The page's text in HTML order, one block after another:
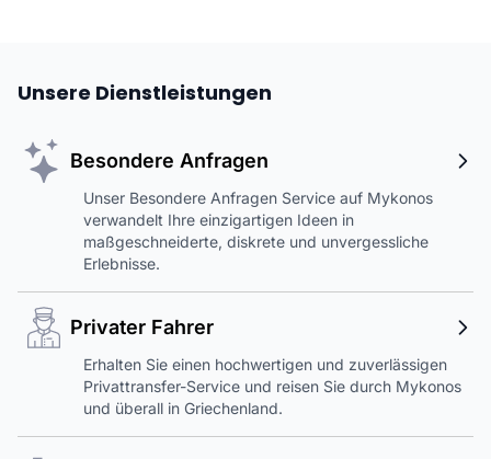
Unsere Dienstleistungen
Besondere Anfragen
Unser Besondere Anfragen Service auf Mykonos
verwandelt Ihre einzigartigen Ideen in
maßgeschneiderte, diskrete und unvergessliche
Erlebnisse.
Privater Fahrer
Erhalten Sie einen hochwertigen und zuverlässigen
Privattransfer-Service und reisen Sie durch Mykonos
und überall in Griechenland.